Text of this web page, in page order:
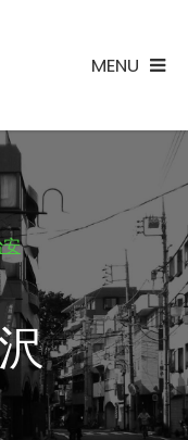
MENU